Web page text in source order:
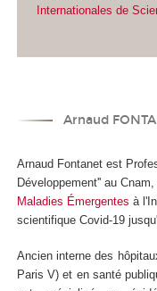
Internationales de
Arnaud
Arnaud Fontanet est
Développement'' au
Maladies Émergentes à
scientifique Covid-19
Ancien interne des
Paris V) et en santé